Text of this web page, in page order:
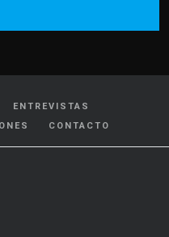
ENTREVISTAS
CONTACTO